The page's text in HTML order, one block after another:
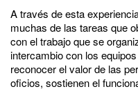
A través de esta
muchas de las tareas que
con el trabajo que se
intercambio con los
reconocer el valor de las
oficios, sostienen el